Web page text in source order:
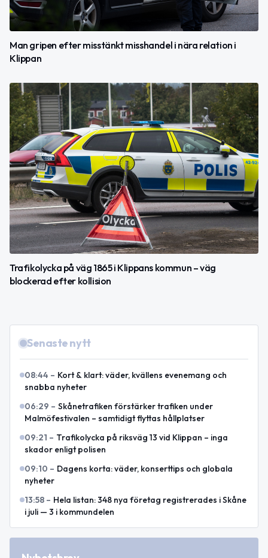
Man gripen efter misstänkt misshandel i nära relation i
Klippan
Trafikolycka på väg 1865 i Klippans kommun – väg
blockerad efter kollision
Senaste nytt
08:44 – Kort & klart: väder, kvällens evenemang och
snabba nyheter
06:29 – Skånetrafiken förstärker trafiken under
Malmöfestivalen – samtidigt flyttas hållplatser
09:21 – Trafikolycka på riksväg 13 vid Klippan – inga
skador enligt polisen
09:10 – Dagens korta: väder, konserttips och globala
nyheter
13:58 – Hela listan: 348 nya företag registrerades i Skåne
i juli — 3 i kommundelen